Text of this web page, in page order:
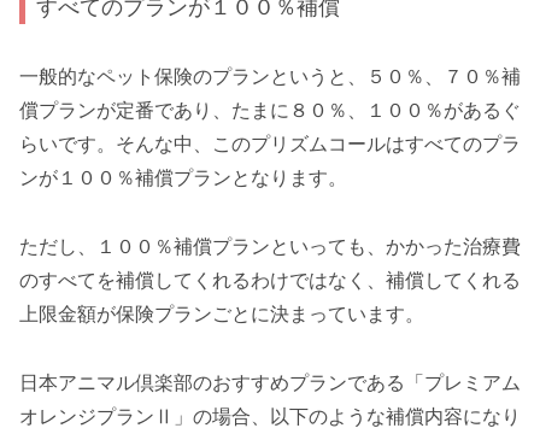
すべてのプランが１００％補償
一般的なペット保険のプランというと、５０％、７０％補
償プランが定番であり、たまに８０％、１００％があるぐ
らいです。そんな中、このプリズムコールはすべてのプラ
ンが１００％補償プランとなります。
ただし、１００％補償プランといっても、かかった治療費
のすべてを補償してくれるわけではなく、補償してくれる
上限金額が保険プランごとに決まっています。
日本アニマル倶楽部のおすすめプランである「プレミアム
オレンジプランⅡ」の場合、以下のような補償内容になり